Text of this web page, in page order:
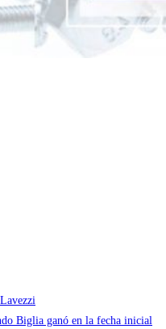
Biglia ganó en la fecha inicial